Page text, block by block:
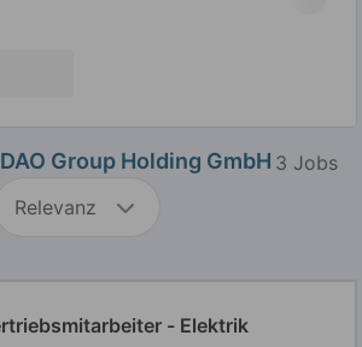
Group Holding GmbH 3 Jobs
Relevanz
- Elektrik